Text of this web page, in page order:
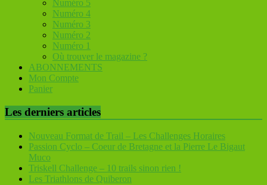
Numéro 5
Numéro 4
Numéro 3
Numéro 2
Numéro 1
Où trouver le magazine ?
ABONNEMENTS
Mon Compte
Panier
Les derniers articles
Nouveau Format de Trail – Les Challenges Horaires
Passion Cyclo – Coeur de Bretagne et la Pierre Le Bigaut
Muco
Triskell Challenge – 10 trails sinon rien !
Les Triathlons de Quiberon